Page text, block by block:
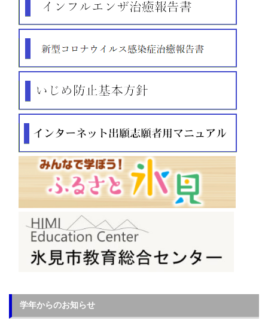
学年からのお知らせ